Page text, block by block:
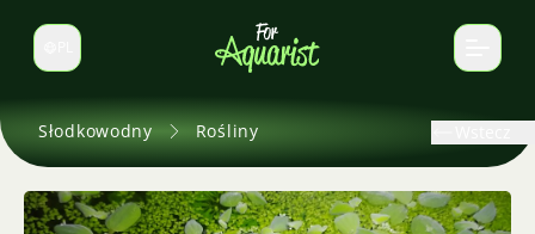
Zmień język
Słodkowodny Rośliny